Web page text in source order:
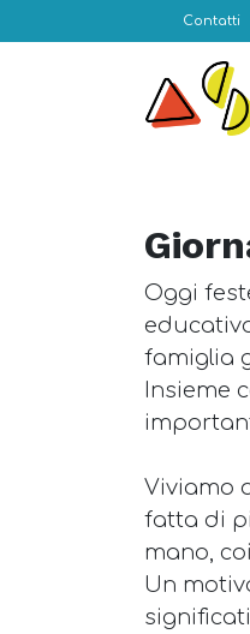
Contatti
Oggi
famiglia
Insieme
Viviamo
fatta di
mano,
Un